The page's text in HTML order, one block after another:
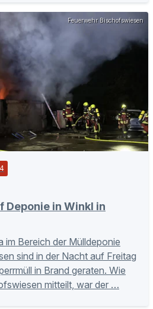
Feuerwehr Bischofswiesen
Deponie in Winkl in
im Bereich der Mülldeponie
sind in der Nacht auf Freitag
in Brand geraten. Wie
mitteilt, war der …